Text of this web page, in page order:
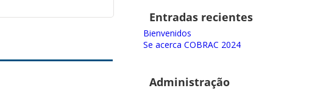
Entradas recientes
Bienvenidos
Se acerca COBRAC 2024
Administração